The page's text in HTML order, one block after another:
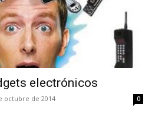
electrónicos
octubre de 2014 0